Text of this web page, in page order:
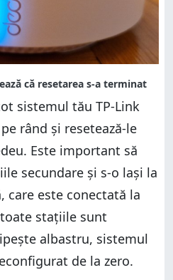
sistemul tău TP-Link
rând și resetează-le
Este important să
secundare și s-o lași la
care este conectată la
stațiile sunt
albastru, sistemul
de la zero.